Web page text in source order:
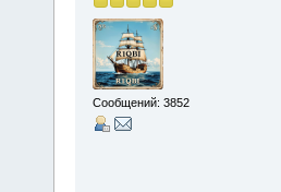
Сообщений: 3852